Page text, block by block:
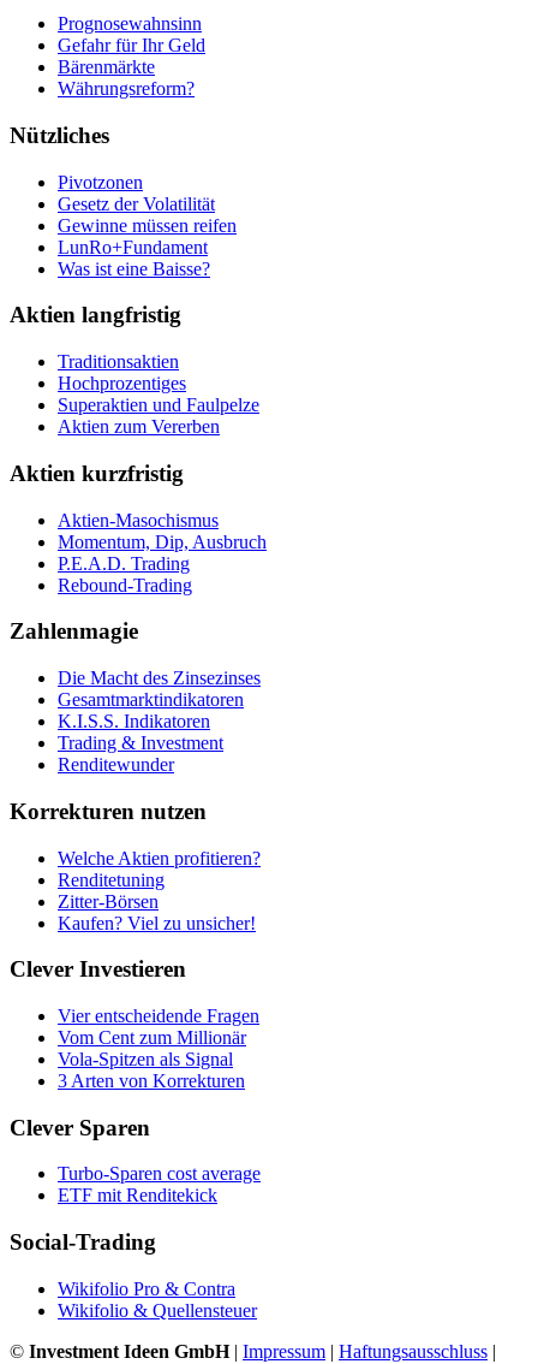
Prognosewahnsinn
Gefahr für Ihr Geld
Bärenmärkte
Währungsreform?
Nützliches
Pivotzonen
Gesetz der Volatilität
Gewinne müssen reifen
LunRo+Fundament
Was ist eine Baisse?
Aktien langfristig
Traditionsaktien
Hochprozentiges
Superaktien und Faulpelze
Aktien zum Vererben
Aktien kurzfristig
Aktien-Masochismus
Momentum, Dip, Ausbruch
P.E.A.D. Trading
Rebound-Trading
Zahlenmagie
Die Macht des Zinsezinses
Gesamtmarktindikatoren
K.I.S.S. Indikatoren
Trading & Investment
Renditewunder
Korrekturen nutzen
Welche Aktien profitieren?
Renditetuning
Zitter-Börsen
Kaufen? Viel zu unsicher!
Clever Investieren
Vier entscheidende Fragen
Vom Cent zum Millionär
Vola-Spitzen als Signal
3 Arten von Korrekturen
Clever Sparen
Turbo-Sparen cost average
ETF mit Renditekick
Social-Trading
Wikifolio Pro & Contra
Wikifolio & Quellensteuer
© Investment Ideen GmbH| Impressum | Haftungsausschluss |